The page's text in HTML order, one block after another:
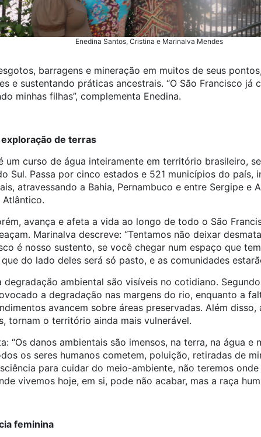
Enedina Santos, Cristina e Marinalva Mendes
barragens e mineração em muitos de seus
e sustentando práticas ancestrais. “O São Francisco já
minhas filhas”, complementa Enedina.
de terras
um curso de água inteiramente em território brasileiro,
Sul. Passa por cinco estados e 521 municípios do país,
atravessando a Bahia, Pernambuco e entre Sergipe e
Atlântico.
avança e afeta a vida ao longo de todo o São
Marinalva descreve: “Tentamos não deixar
é nosso sustento, se você chegar num espaço que
do lado deles será só pasto, e as comunidades
degradação ambiental são visíveis no cotidiano.
a degradação nas margens do rio, enquanto a
avancem sobre áreas preservadas. Além disso,
tornam o território ainda mais vulnerável.
“Os danos ambientais são imensos, na terra, na água e
os seres humanos cometem, poluição, retiradas de
para cuidar do meio-ambiente, não teremos
vivemos hoje, em si, pode não acabar, mas a raça
feminina